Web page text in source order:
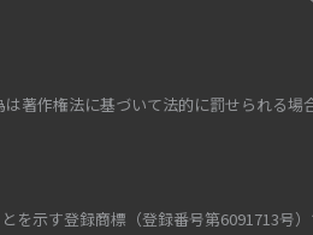
著作権法に基づいて法的に罰せられる場
示す登録商標（登録番号第6091713号）